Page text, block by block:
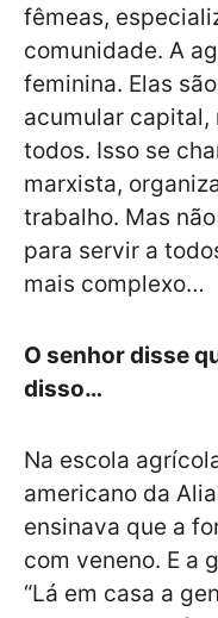
fêmeas,
comunidade. A
feminina. Elas
acumular capital,
todos. Isso se
marxista,
trabalho. Mas
para servir a
mais complexo…
O senhor disse
disso…
Na escola
americano da
ensinava que a
com veneno. E a
“Lá em casa a